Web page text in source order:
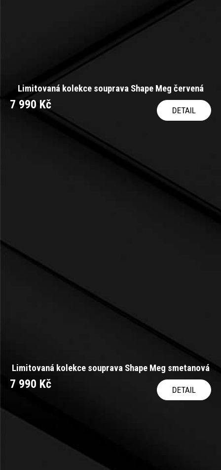
Limitovaná kolekce souprava Shape Meg červená
7 990 Kč DETAIL
Limitovaná kolekce souprava Shape Meg smetanová
7 990 Kč DETAIL